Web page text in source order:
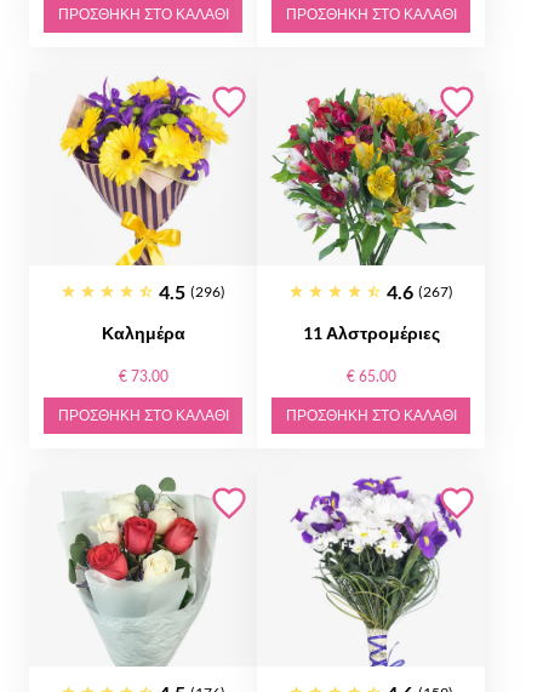
ΠΡΟΣΘΉΚΗ ΣΤΟ ΚΑΛΆΘΙ ΠΡΟΣΘΉΚΗ ΣΤΟ ΚΑΛΆΘΙ
4.5 (296)
Καλημέρα
€ 73.00
ΠΡΟΣΘΉΚΗ ΣΤΟ ΚΑΛΆΘΙ
4.6 (267)
11 Αλστρομέριες
€ 65.00
ΠΡΟΣΘΉΚΗ ΣΤΟ ΚΑΛΆΘΙ